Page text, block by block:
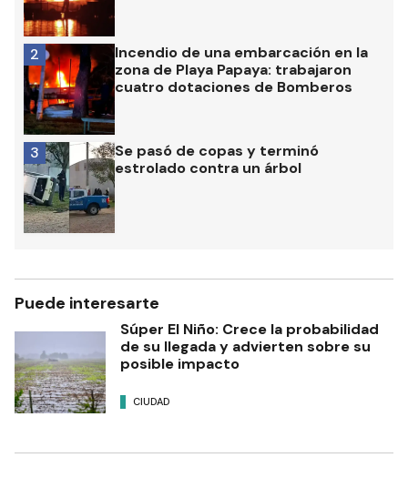
Incendio de una embarcación en la
zona de Playa Papaya: trabajaron
cuatro dotaciones de Bomberos
2
Se pasó de copas y terminó
estrolado contra un árbol
3
Puede interesarte
Súper El Niño: Crece la probabilidad
de su llegada y advierten sobre su
posible impacto
CIUDAD